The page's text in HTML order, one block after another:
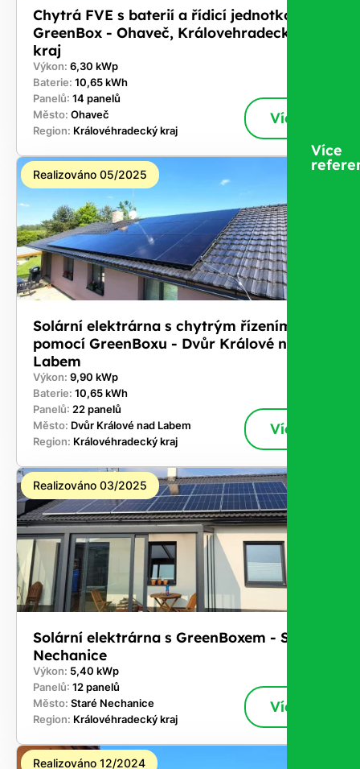
Chytrá FVE s baterií a řídicí jednotkou
GreenBox - Ohaveč, Královehradecký
kraj
Výkon: 6,30 kWp
Baterie: 10,65 kWh
Panelů: 14 panelů
Město: Ohaveč
Region: Královéhradecký kraj
Více
Realizováno 05/2025
Solární elektrárna s chytrým řízením
pomocí GreenBoxu - Dvůr Králové nad
Labem
Výkon: 9,90 kWp
Baterie: 10,65 kWh
Panelů: 22 panelů
Město: Dvůr Králové nad Labem
Region: Královéhradecký kraj
Více
Realizováno 03/2025
Solární elektrárna s GreenBoxem - Staré
Nechanice
Výkon: 5,40 kWp
Panelů: 12 panelů
Město: Staré Nechanice
Region: Královéhradecký kraj
Více
Realizováno 12/2024
Více